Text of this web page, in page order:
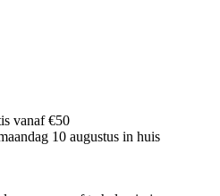
vanaf €50
10 augustus in huis